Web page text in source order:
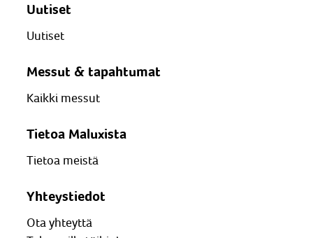
Uutiset
Uutiset
Messut & tapahtumat
Kaikki messut
Tietoa Maluxista
Tietoa meistä
Yhteystiedot
Ota yhteyttä